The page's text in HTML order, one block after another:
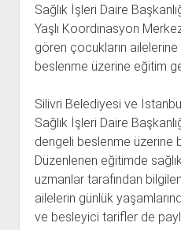
Sağlık İşleri Daire
Yaşlı Koordinasyon
gören çocukların ailelerine
beslenme üzerine eğitim
Silivri Belediyesi ve
Sağlık İşleri Daire
dengeli beslenme üzerine
Düzenlenen eğitimde
uzmanlar tarafından
ailelerin günlük
ve besleyici tarifler de